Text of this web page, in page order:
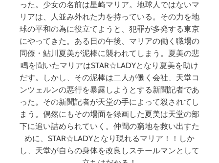
った。少女の名前は星崎マリア。地球人ではないマ
リアは、人並み外れた力を持っている。その力を地
球の平和の為に役立てようと、犯罪が多発する東京
にやってきた。ある日の午後、マリアの働く職場の
同僚・鮎川夏美が泥棒に襲われてしまう。夏美の悲
鳴を聞いたマリアはSTAR☆LADYとなり夏美を助け
だす。しかし、その泥棒は二人が働く会社、天堂コ
ンツェルンの悪行を暴露しようとする新聞記者であ
った。その新聞記者が天堂の手によって殺されてし
まう。偶然にもその場面を録画した夏美は天堂の部
下に追い詰められていく。仲間の窮地を救い出すた
めに、STAR☆LADYとなり現れるマリア！！しか
し、天堂が自らの身体を改良しスチールマンとして